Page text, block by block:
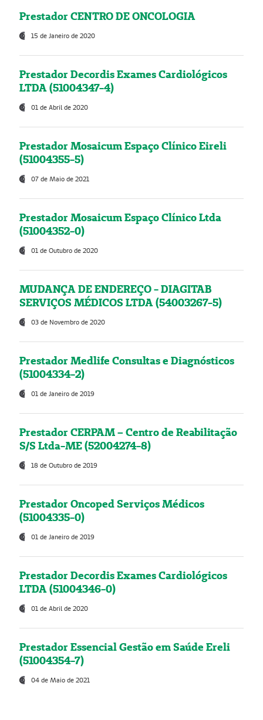
Prestador CENTRO DE ONCOLOGIA
15 de Janeiro de 2020
Prestador Decordis Exames Cardiológicos
LTDA (51004347-4)
01 de Abril de 2020
Prestador Mosaicum Espaço Clínico Eireli
(51004355-5)
07 de Maio de 2021
Prestador Mosaicum Espaço Clínico Ltda
(51004352-0)
01 de Outubro de 2020
MUDANÇA DE ENDEREÇO - DIAGITAB
SERVIÇOS MÉDICOS LTDA (54003267-5)
03 de Novembro de 2020
Prestador Medlife Consultas e Diagnósticos
(51004334-2)
01 de Janeiro de 2019
Prestador CERPAM – Centro de Reabilitação
S/S Ltda-ME (52004274-8)
18 de Outubro de 2019
Prestador Oncoped Serviços Médicos
(51004335-0)
01 de Janeiro de 2019
Prestador Decordis Exames Cardiológicos
LTDA (51004346-0)
01 de Abril de 2020
Prestador Essencial Gestão em Saúde Ereli
(51004354-7)
04 de Maio de 2021